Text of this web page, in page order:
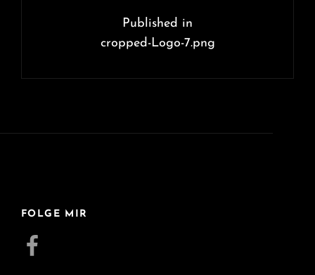
Published in
cropped-Logo-7.png
FOLGE MIR
Facebook